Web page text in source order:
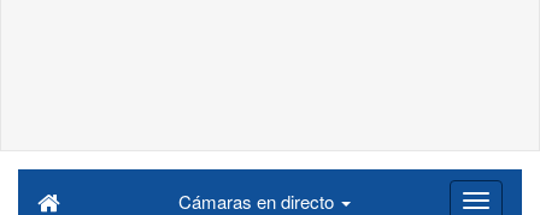
Cámaras en directo